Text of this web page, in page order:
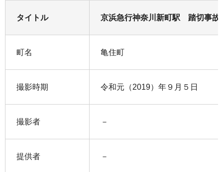
タイトル 京浜急行神奈川新町駅 踏切事故
町名 亀住町
撮影時期 令和元（2019）年９月５日
撮影者 －
提供者 －